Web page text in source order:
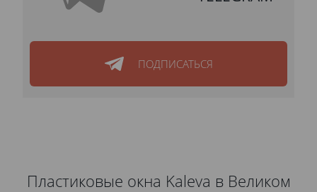
ПОДПИСАТЬСЯ
Пластиковые окна Kaleva в Великом